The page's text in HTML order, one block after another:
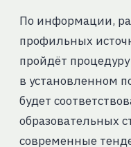
По информации,
профильных
пройдёт
в установленном
будет
образовательных
современные